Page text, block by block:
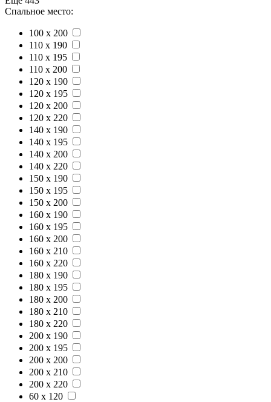
Спальное место:
100 x 200
110 x 190
110 x 195
110 x 200
120 x 190
120 x 195
120 x 200
120 x 220
140 x 190
140 x 195
140 x 200
140 x 220
150 x 190
150 x 195
150 x 200
160 x 190
160 x 195
160 x 200
160 x 210
160 x 220
180 x 190
180 x 195
180 x 200
180 x 210
180 x 220
200 x 190
200 x 195
200 x 200
200 x 210
200 x 220
60 x 120